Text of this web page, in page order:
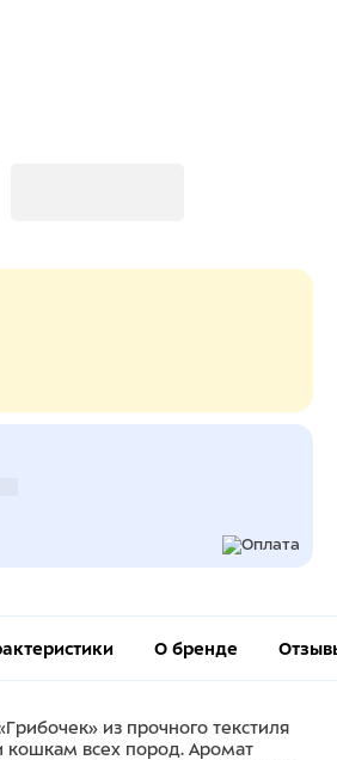
О бренде
из прочного текстиля
кошкам всех пород. Аромат